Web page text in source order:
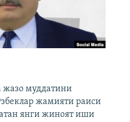
жазо муддатини
жамияти раиси
янги жиноят иши